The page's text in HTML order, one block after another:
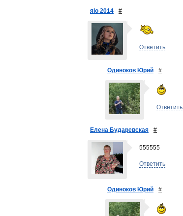
яlo 2014 #
Ответить
Одиноков Юрий #
Ответить
Елена Бударевская #
555555
Ответить
Одиноков Юрий #